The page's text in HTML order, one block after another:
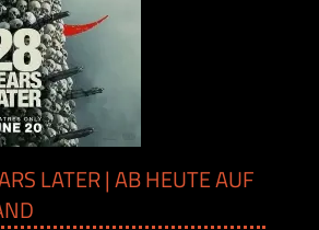
LATER | AB HEUTE AUF